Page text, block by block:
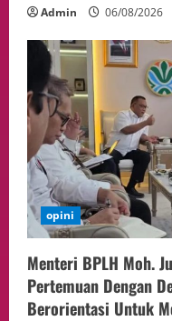
Admin 06/08/2026
opini
Menteri BPLH Moh.
Pertemuan Dengan
Berorientasi Untuk